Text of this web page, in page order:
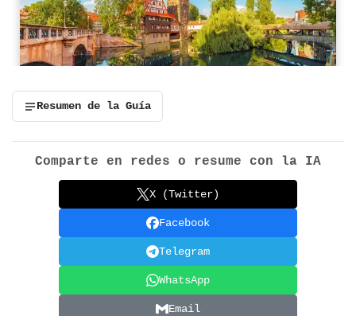
Resumen de la Guía
Comparte en redes o resume con la IA
X (Twitter)
Facebook
Telegram
WhatsApp
Email